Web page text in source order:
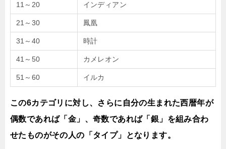
11～20 インディアン
21～30 鳳凰
31～40 時計
41～50 カメレオン
51～60 イルカ
この6カテゴリに対し、さらに自分の生まれた西暦年が
偶数であれば「金」、奇数であれば「銀」を組み合わ
せたものがその人の「タイプ」となります。